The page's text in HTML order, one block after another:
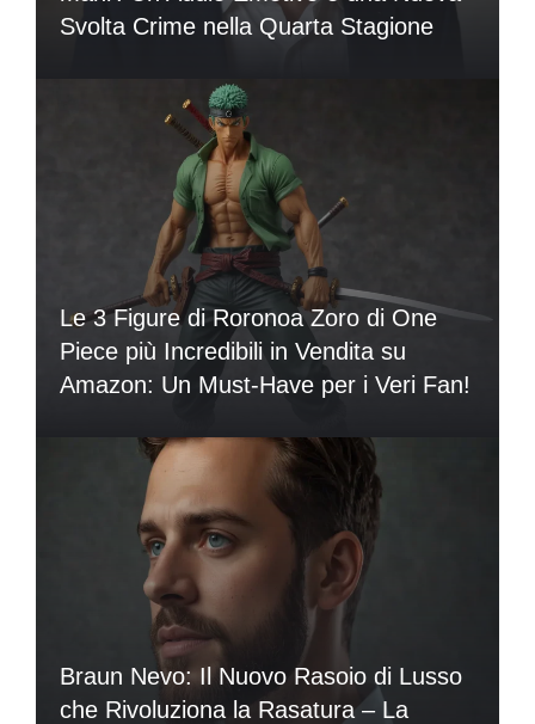
Svolta Crime nella Quarta Stagione
Le 3 Figure di Roronoa Zoro di One
Piece più Incredibili in Vendita su
Amazon: Un Must-Have per i Veri Fan!
Braun Nevo: Il Nuovo Rasoio di Lusso
che Rivoluziona la Rasatura – La